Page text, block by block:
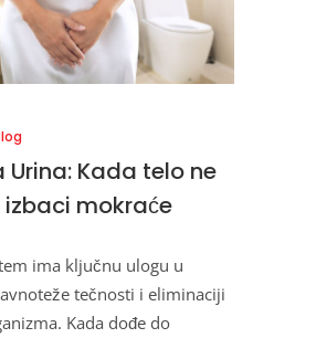
Urina: Kada telo ne
mokraće
ima ključnu ulogu u
tečnosti i eliminaciji
Kada dođe do